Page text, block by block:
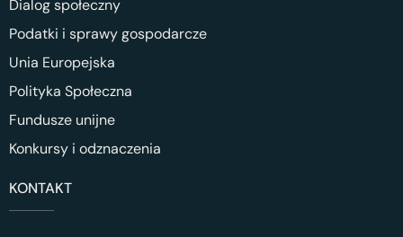
Dialog społeczny
Podatki i sprawy gospodarcze
Unia Europejska
Polityka Społeczna
Fundusze unijne
Konkursy i odznaczenia
KONTAKT